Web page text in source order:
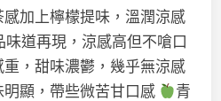
感加上檸檬提味，溫潤涼感
味道再現，涼感高但不嗆口
，甜味濃鬱，幾乎無涼感
顯，帶些微苦甘口感
青